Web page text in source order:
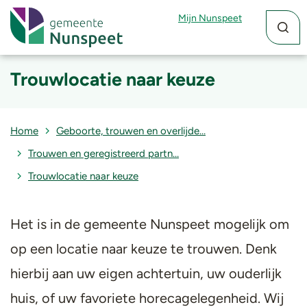
Mijn Nunspeet
Trouwlocatie naar keuze
Home
Geboorte, trouwen en overlijde…
Trouwen en geregistreerd partn…
Trouwlocatie naar keuze
Het is in de gemeente Nunspeet mogelijk om
op een locatie naar keuze te trouwen. Denk
hierbij aan uw eigen achtertuin, uw ouderlijk
huis, of uw favoriete horecagelegenheid. Wij